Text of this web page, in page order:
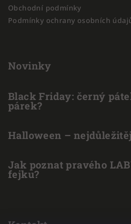
Obchodní podmínky
Podmínky ochrany osobních
Novinky
Black Friday: černý
párek?
Halloween –
Jak poznat pravého
fejku?